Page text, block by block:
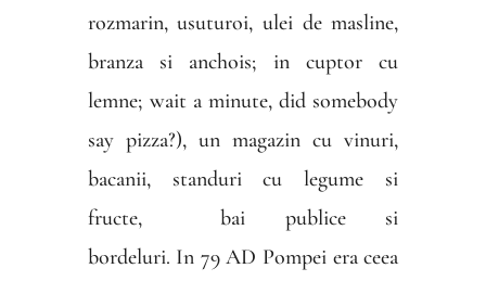
rozmarin, usuturoi, ulei de masline,
branza si anchois; in cuptor cu
lemne; wait a minute, did somebody
say pizza?), un magazin cu vinuri,
bacanii, standuri cu legume si
fructe, bai publice si
bordeluri. In 79 AD Pompei era ceea